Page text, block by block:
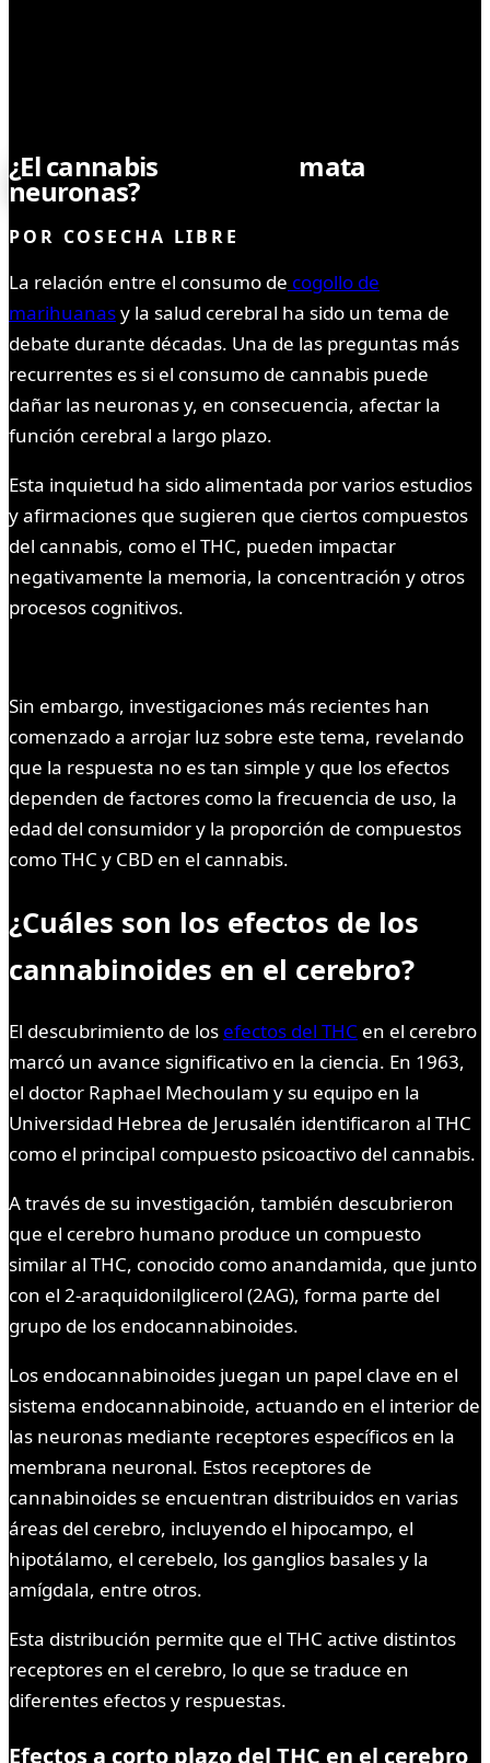
¿El cannabis mata
neuronas?
POR COSECHA LIBRE
La relación entre el consumo de cogollo de
marihuanasy la salud cerebral ha sido un tema de
debate durante décadas. Una de las preguntas más
recurrentes es si el consumo de cannabis puede
dañar las neuronas y, en consecuencia, afectar la
función cerebral a largo plazo.
Esta inquietud ha sido alimentada por varios estudios
y afirmaciones que sugieren que ciertos compuestos
del cannabis, como el THC, pueden impactar
negativamente la memoria, la concentración y otros
procesos cognitivos.
Sin embargo, investigaciones más recientes han
comenzado a arrojar luz sobre este tema, revelando
que la respuesta no es tan simple y que los efectos
dependen de factores como la frecuencia de uso, la
edad del consumidor y la proporción de compuestos
como THC y CBD en el cannabis.
¿Cuáles son los efectos de los
cannabinoides en el cerebro?
El descubrimiento de los efectos del THC en el cerebro
marcó un avance significativo en la ciencia. En 1963,
el doctor Raphael Mechoulam y su equipo en la
Universidad Hebrea de Jerusalén identificaron al THC
como el principal compuesto psicoactivo del cannabis.
A través de su investigación, también descubrieron
que el cerebro humano produce un compuesto
similar al THC, conocido como anandamida, que junto
con el 2-araquidonilglicerol (2AG), forma parte del
grupo de los endocannabinoides.
Los endocannabinoides juegan un papel clave en el
sistema endocannabinoide, actuando en el interior de
las neuronas mediante receptores específicos en la
membrana neuronal. Estos receptores de
cannabinoides se encuentran distribuidos en varias
áreas del cerebro, incluyendo el hipocampo, el
hipotálamo, el cerebelo, los ganglios basales y la
amígdala, entre otros.
Esta distribución permite que el THC active distintos
receptores en el cerebro, lo que se traduce en
diferentes efectos y respuestas.
Efectos a corto plazo del THC en el cerebro